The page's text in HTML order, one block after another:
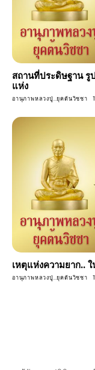
สถานที่ประดิษฐาน รู
แห่ง
อานุภาพหลวงปู่..ยุคต้นวิชชา
เหตุแห่งความยาก..
อานุภาพหลวงปู่..ยุคต้นวิชชา